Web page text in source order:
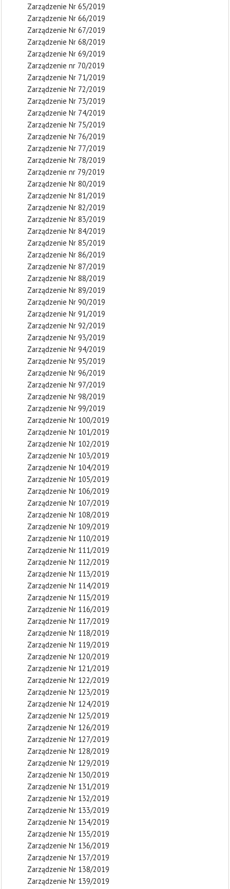
Zarządzenie Nr 65/2019
Zarządzenie Nr 66/2019
Zarządzenie Nr 67/2019
Zarządzenie Nr 68/2019
Zarządzenie Nr 69/2019
Zarządzenie nr 70/2019
Zarządzenie Nr 71/2019
Zarządzenie Nr 72/2019
Zarządzenie Nr 73/2019
Zarządzenie Nr 74/2019
Zarządzenie Nr 75/2019
Zarządzenie Nr 76/2019
Zarządzenie Nr 77/2019
Zarządzenie Nr 78/2019
Zarządzenie nr 79/2019
Zarządzenie Nr 80/2019
Zarządzenie Nr 81/2019
Zarządzenie Nr 82/2019
Zarządzenie Nr 83/2019
Zarządzenie Nr 84/2019
Zarządzenie Nr 85/2019
Zarządzenie Nr 86/2019
Zarządzenie Nr 87/2019
Zarządzenie Nr 88/2019
Zarządzenie Nr 89/2019
Zarządzenie Nr 90/2019
Zarządzenie Nr 91/2019
Zarządzenie Nr 92/2019
Zarządzenie Nr 93/2019
Zarządzenie Nr 94/2019
Zarządzenie Nr 95/2019
Zarządzenie Nr 96/2019
Zarządzenie Nr 97/2019
Zarządzenie Nr 98/2019
Zarządzenie Nr 99/2019
Zarządzenie Nr 100/2019
Zarządzenie Nr 101/2019
Zarządzenie Nr 102/2019
Zarządzenie Nr 103/2019
Zarządzenie Nr 104/2019
Zarządzenie Nr 105/2019
Zarządzenie Nr 106/2019
Zarządzenie Nr 107/2019
Zarządzenie Nr 108/2019
Zarządzenie Nr 109/2019
Zarządzenie Nr 110/2019
Zarządzenie Nr 111/2019
Zarządzenie Nr 112/2019
Zarządzenie Nr 113/2019
Zarządzenie Nr 114/2019
Zarządzenie Nr 115/2019
Zarządzenie Nr 116/2019
Zarządzenie Nr 117/2019
Zarządzenie Nr 118/2019
Zarządzenie Nr 119/2019
Zarządzenie Nr 120/2019
Zarządzenie Nr 121/2019
Zarządzenie Nr 122/2019
Zarządzenie Nr 123/2019
Zarządzenie Nr 124/2019
Zarządzenie Nr 125/2019
Zarządzenie Nr 126/2019
Zarządzenie Nr 127/2019
Zarządzenie Nr 128/2019
Zarządzenie Nr 129/2019
Zarządzenie Nr 130/2019
Zarządzenie Nr 131/2019
Zarządzenie Nr 132/2019
Zarządzenie Nr 133/2019
Zarządzenie Nr 134/2019
Zarządzenie Nr 135/2019
Zarządzenie Nr 136/2019
Zarządzenie Nr 137/2019
Zarządzenie Nr 138/2019
Zarządzenie Nr 139/2019